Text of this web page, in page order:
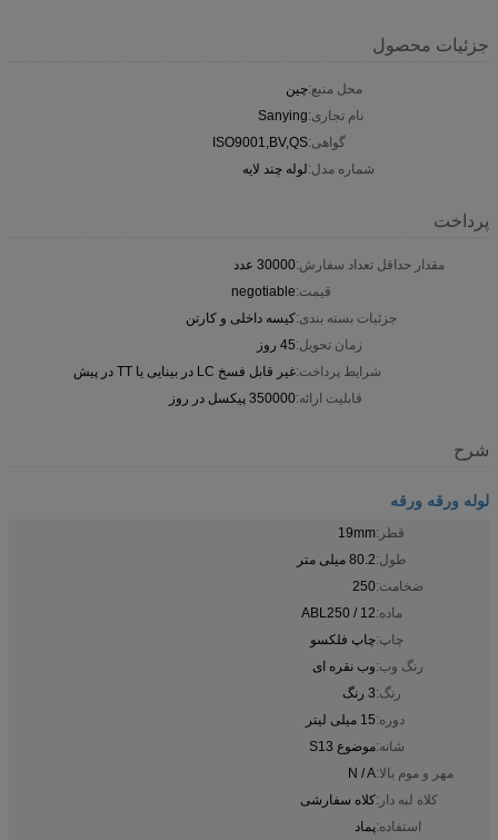
جزئیات محصول
محل منبع:چین
نام تجاری:Sanying
گواهی:ISO9001,BV,QS
شماره مدل:لوله چند لایه
پرداخت
مقدار حداقل تعداد سفارش:30000 عدد
قیمت:negotiable
جزئیات بسته بندی:کیسه داخلی و کارتن
زمان تحویل:45 روز
شرایط پرداخت:غیر قابل فسخ LC در بینایی یا TT در پیش
قابلیت ارائه:350000 پیکسل در روز
شرح
لوله ورقه ورقه
قطر:19mm
طول:80.2 میلی متر
ضخامت:250
ماده:ABL250 / 12
چاپ:چاپ فلکسو
رنگ وب:وب نقره ای
رنگ:3 رنگ
دوره:15 میلی لیتر
شانه:موضوع S13
مهر و موم بالا:N / A
کلاه لبه دار:کلاه سفارشی
استفاده:پماد